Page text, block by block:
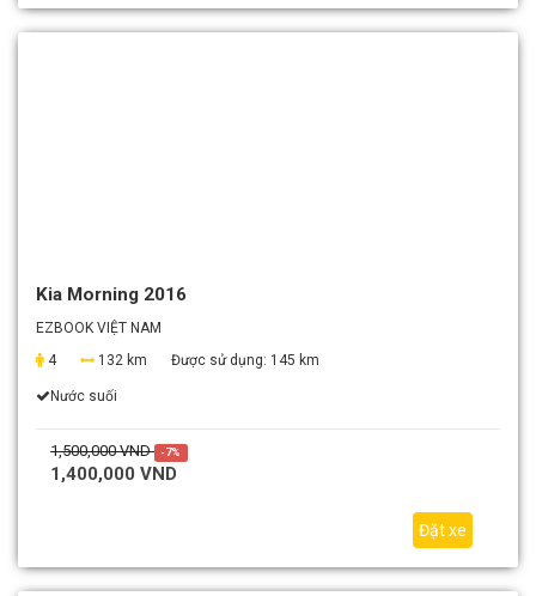
Kia Morning 2016
EZBOOK VIỆT NAM
4
132 km Được sử dụng: 145 km
Nước suối
1,500,000 VND -7%
1,400,000 VND
Đặt xe